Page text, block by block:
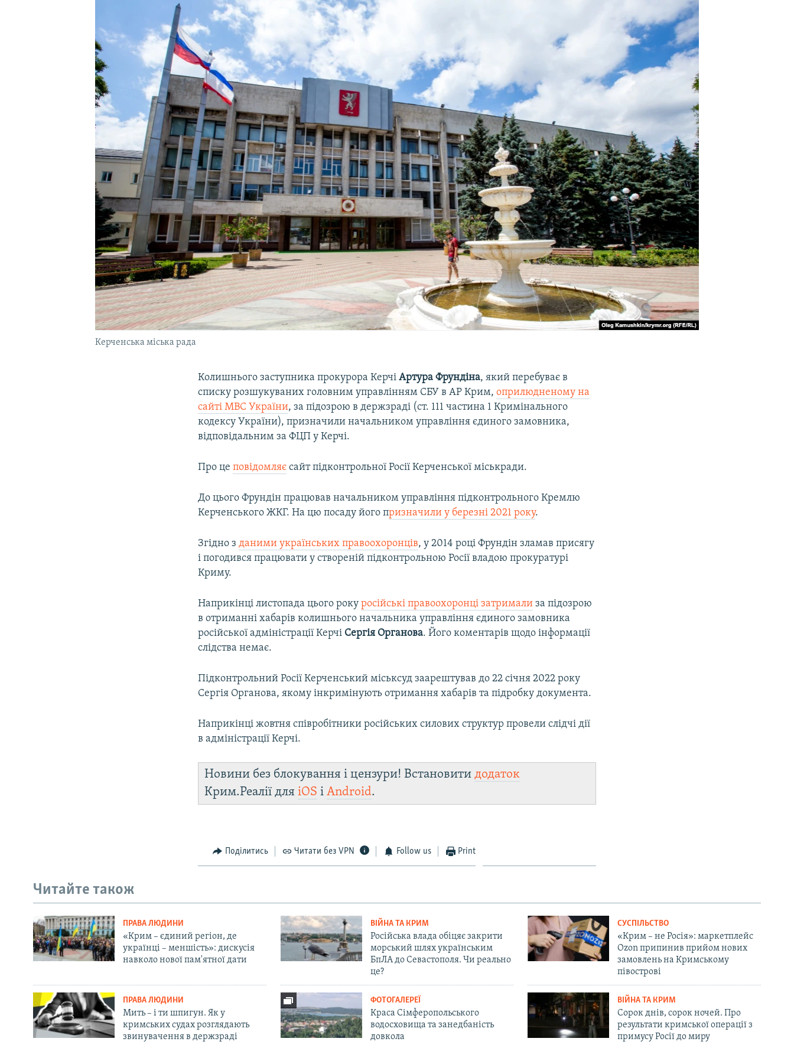
УКРАЇНСЬКА ПРОБЛЕМА КРИМУ
Керченська міська рада
Колишнього заступника прокурора КерчіАртура Фрундіна, який перебуває в
списку розшукуваних головним управлінням СБУ в АР Крим,оприлюдненому на
сайті МВС України, за підозрою в держзраді (ст. 111 частина 1 Кримінального
кодексу України), призначили начальником управління єдиного замовника,
відповідальним за ФЦП у Керчі.
Про цеповідомляє сайт підконтрольної Росії Керченської міськради.
До цього Фрундін працював начальником управління підконтрольного Кремлю
Керченського ЖКГ. На цю посаду його призначили у березні 2021 року.
Згідно зданими українських правоохоронців, у 2014 році Фрундін зламав присягу
і погодився працювати у створеній підконтрольною Росії владою прокуратурі
Криму.
Наприкінці листопада цього рокуросійські правоохоронці затримали за підозрою
в отриманні хабарів колишнього начальника управління єдиного замовника
російської адміністрації Керчі Сергія Органова. Його коментарів щодо інформації
слідства немає.
Підконтрольний Росії Керченський міськсуд заарештував до 22 січня 2022 року
Сергія Органова, якому інкримінують отримання хабарів та підробку документа.
Наприкінці жовтня співробітники російських силових структур провели слідчі дії
в адміністрації Керчі.
Новини без блокування і цензури! Встановитидодаток
Крим.Реалії дляiOS іAndroid.
Поділитись Читати без VPN Follow us Print
Читайте також
ПРАВА ЛЮДИНИ
«Крим – єдиний регіон, де
українці – меншість»: дискусія
навколо нової пам'ятної дати
ВІЙНА ТА КРИМ
Російська влада обіцяє закрити
морський шлях українським
БпЛА до Севастополя. Чи реально
це?
СУСПІЛЬСТВО
«Крим – не Росія»: маркетплейс
Ozon припинив прийом нових
замовлень на Кримському
півострові
ПРАВА ЛЮДИНИ
Мить – і ти шпигун. Як у
кримських судах розглядають
звинувачення в держзраді
ФОТОГАЛЕРЕЇ
Краса Сімферопольського
водосховища та занедбаність
довкола
ВІЙНА ТА КРИМ
Сорок днів, сорок ночей. Про
результати кримської операції з
примусу Росії до миру